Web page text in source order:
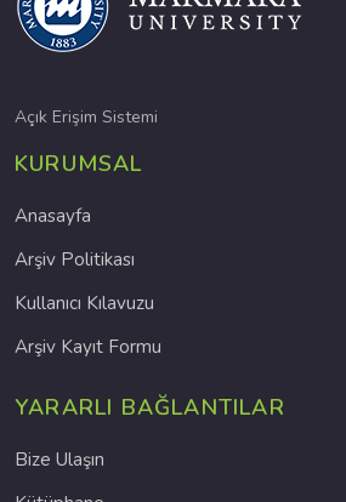
Açık Erişim Sistemi
KURUMSAL
Anasayfa
Arşiv Politikası
Kullanıcı Kılavuzu
Arşiv Kayıt Formu
YARARLI BAĞLANTILAR
Bize Ulaşın